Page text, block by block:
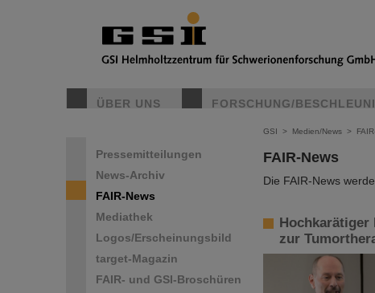
ÜBER UNS FORSCHUNG/
Pressemitteilungen
News-Archiv
FAIR-News
Mediathek
Logos/Erscheinungsbild
target-Magazin
FAIR- und GSI-Broschüren
GSI > Medien/News >
FAIR-News
Die FAIR-News
Hochkarätiger
zur